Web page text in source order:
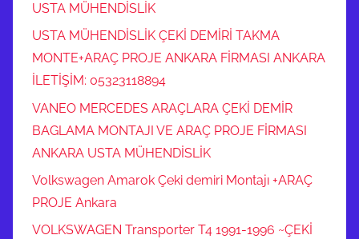
USTA MÜHENDİSLİK
USTA MÜHENDİSLİK ÇEKİ DEMİRİ TAKMA
MONTE+ARAÇ PROJE ANKARA FİRMASI ANKARA
İLETİŞİM: 05323118894
VANEO MERCEDES ARAÇLARA ÇEKİ DEMİR
BAGLAMA MONTAJI VE ARAÇ PROJE FİRMASI
ANKARA USTA MÜHENDİSLİK
Volkswagen Amarok Çeki demiri Montajı +ARAÇ
PROJE Ankara
VOLKSWAGEN Transporter T4 1991-1996 ~ÇEKİ